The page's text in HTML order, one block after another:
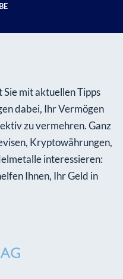
mit aktuellen Tipps
dabei, Ihr Vermögen
zu vermehren. Ganz
Kryptowährungen,
interessieren:
Ihnen, Ihr Geld in